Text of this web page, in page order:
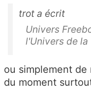
trot a écrit
Univers
l'Univers de la
ou simplement
du moment